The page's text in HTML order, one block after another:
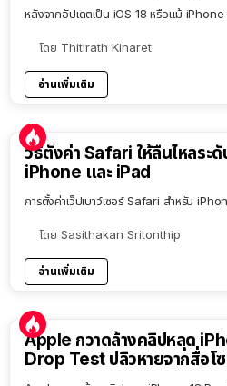
หลังจากอัปเดตเป็น iOS 18 หรือแม้ iPhone
โดย Thitirath Kinaret
อ่านเพิ่มเติม
วิธีตั้งค่า Safari ให้ลื่นไหลระ
iPhone และ iPad
การตั้งค่าเว็ปเบาว์เซอร์ Safari สำหรับ
โดย Sasithakan Sritonthip
อ่านเพิ่มเติม
Apple กวาดล้างคลิปหลุด
Drop Test ปลิวหายจากสื่อโซ